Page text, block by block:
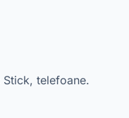
Stick, telefoane.